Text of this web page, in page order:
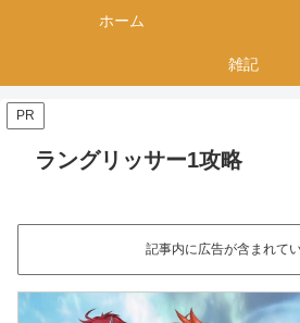
ホーム
雑記
PR
ラングリッサー1攻略
記事内に広告が含まれてい